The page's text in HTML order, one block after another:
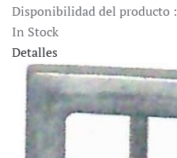
Disponibilidad del producto :
In Stock
Detalles